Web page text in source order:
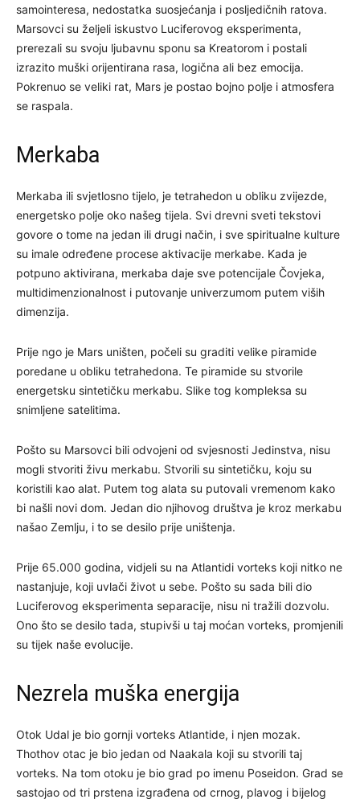
samointeresa, nedostatka suosjećanja i posljedičnih ratova.
Marsovci su željeli iskustvo Luciferovog eksperimenta,
prerezali su svoju ljubavnu sponu sa Kreatorom i postali
izrazito muški orijentirana rasa, logična ali bez emocija.
Pokrenuo se veliki rat, Mars je postao bojno polje i atmosfera
se raspala.
Merkaba
Merkaba ili svjetlosno tijelo, je tetrahedon u obliku zvijezde,
energetsko polje oko našeg tijela. Svi drevni sveti tekstovi
govore o tome na jedan ili drugi način, i sve spiritualne kulture
su imale određene procese aktivacije merkabe. Kada je
potpuno aktivirana, merkaba daje sve potencijale Čovjeka,
multidimenzionalnost i putovanje univerzumom putem viših
dimenzija.
Prije ngo je Mars uništen, počeli su graditi velike piramide
poredane u obliku tetrahedona. Te piramide su stvorile
energetsku sintetičku merkabu. Slike tog kompleksa su
snimljene satelitima.
Pošto su Marsovci bili odvojeni od svjesnosti Jedinstva, nisu
mogli stvoriti živu merkabu. Stvorili su sintetičku, koju su
koristili kao alat. Putem tog alata su putovali vremenom kako
bi našli novi dom. Jedan dio njihovog društva je kroz merkabu
našao Zemlju, i to se desilo prije uništenja.
Prije 65.000 godina, vidjeli su na Atlantidi vorteks koji nitko ne
nastanjuje, koji uvlači život u sebe. Pošto su sada bili dio
Luciferovog eksperimenta separacije, nisu ni tražili dozvolu.
Ono što se desilo tada, stupivši u taj moćan vorteks, promjenili
su tijek naše evolucije.
Nezrela muška energija
Otok Udal je bio gornji vorteks Atlantide, i njen mozak.
Thothov otac je bio jedan od Naakala koji su stvorili taj
vorteks. Na tom otoku je bio grad po imenu Poseidon. Grad se
sastojao od tri prstena izgrađena od crnog, plavog i bijelog